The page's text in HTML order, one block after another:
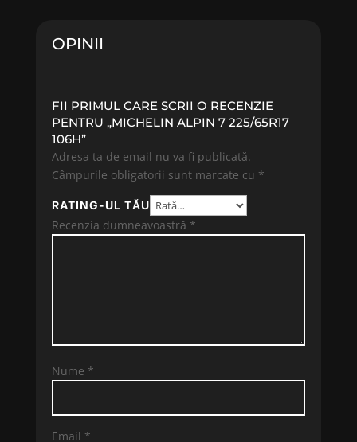
OPINII
FII PRIMUL CARE SCRII O RECENZIE
PENTRU „MICHELIN ALPIN 7 225/65R17
106H”
Adresa ta de email nu va fi publicată.
Câmpurile obligatorii sunt marcate cu *
RATING-UL TĂU
Recenzia dumneavoastră *
Nume *
Email *